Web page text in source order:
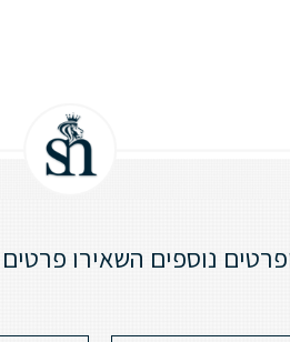
נוספים השאירו